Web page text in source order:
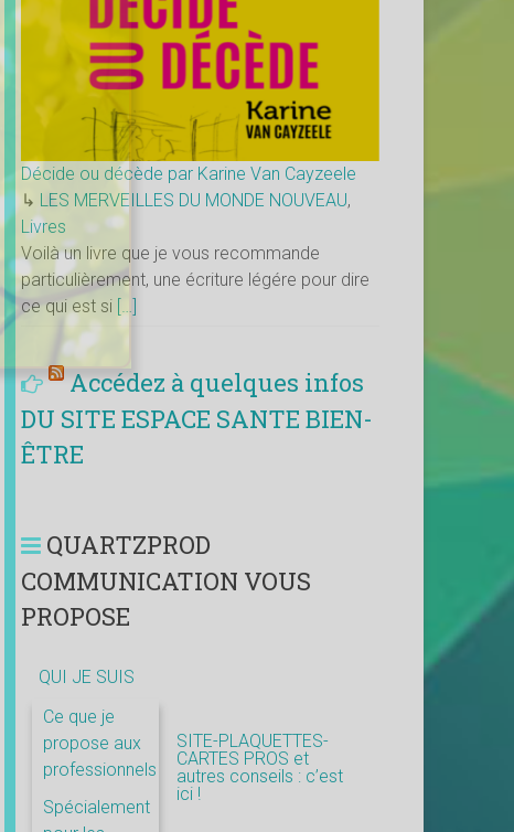
Décide ou décède par Karine Van Cayzeele
↳ LES MERVEILLES DU MONDE NOUVEAU,
Livres
Voilà un livre que je vous recommande
particulièrement, une écriture légére pour dire
ce qui est si […]
Accédez à quelques infos
DU SITE ESPACE SANTE BIEN-
ÊTRE
QUARTZPROD
COMMUNICATION VOUS
PROPOSE
QUI JE SUIS
Ce que je
propose aux
professionnels
Spécialement
SITE-PLAQUETTES-
CARTES PROS et
autres conseils : c’est
ici !